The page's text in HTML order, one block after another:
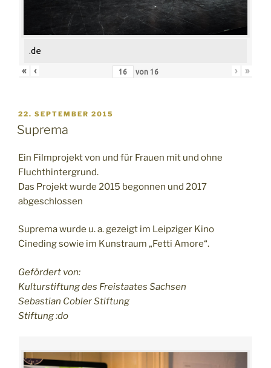
.de
«
‹ von 16 › »
VERÖFFENTLICHT
AM
22. SEPTEMBER 2015
Suprema
Ein Filmprojekt von und für Frauen mit und ohne
Fluchthintergrund.
Das Projekt wurde 2015 begonnen und 2017
abgeschlossen
Suprema wurde u. a. gezeigt im Leipziger Kino
Cineding sowie im Kunstraum „Fetti Amore“.
Gefördert von:
Kulturstiftung des Freistaates Sachsen
Sebastian Cobler Stiftung
Stiftung :do